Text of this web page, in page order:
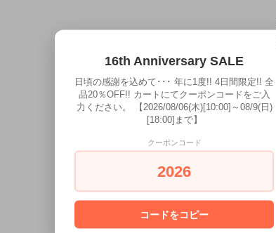
16th Anniversary SALE
日頃の感謝を込めて･･･ 年に1度!! 4日間限定!! 全
品20％OFF!! カートにてクーポンコードをご入
力ください。 【2026/08/06(木)[10:00]～08/9(日)
[18:00]まで】
クーポンコード
2026
コードをコピー